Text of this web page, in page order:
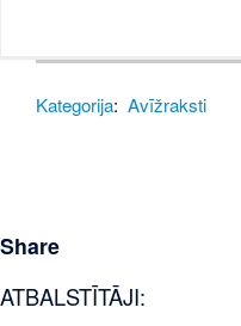
Kategorija: Avīžraksti
Share
ATBALSTĪTĀJI: